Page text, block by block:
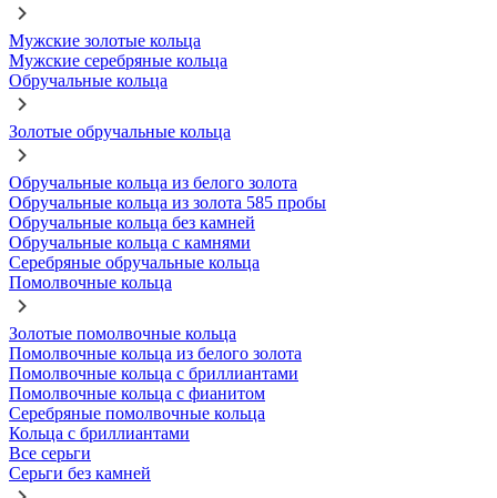
Мужские золотые кольца
Мужские серебряные кольца
Обручальные кольца
Золотые обручальные кольца
Обручальные кольца из белого золота
Обручальные кольца из золота 585 пробы
Обручальные кольца без камней
Обручальные кольца с камнями
Серебряные обручальные кольца
Помолвочные кольца
Золотые помолвочные кольца
Помолвочные кольца из белого золота
Помолвочные кольца с бриллиантами
Помолвочные кольца с фианитом
Серебряные помолвочные кольца
Кольца с бриллиантами
Все серьги
Серьги без камней